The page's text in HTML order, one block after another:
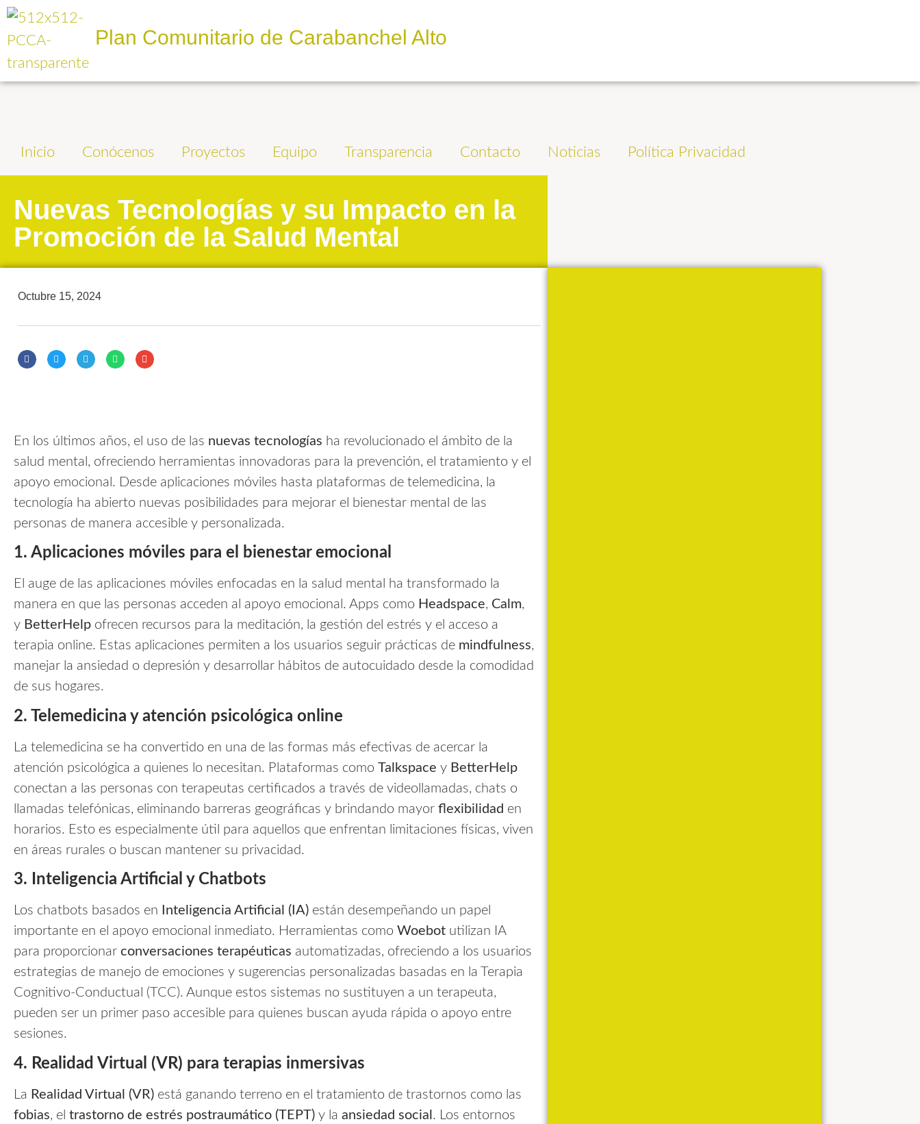
Plan Comunitario de Carabanchel Alto
Inicio Conócenos Proyectos Equipo Transparencia Contacto Noticias Política Privacidad
Nuevas Tecnologías y su Impacto en la
Promoción de la Salud Mental
Octubre 15, 2024
En los últimos años, el uso de las nuevas tecnologías ha revolucionado el ámbito de la
salud mental, ofreciendo herramientas innovadoras para la prevención, el tratamiento y el
apoyo emocional. Desde aplicaciones móviles hasta plataformas de telemedicina, la
tecnología ha abierto nuevas posibilidades para mejorar el bienestar mental de las
personas de manera accesible y personalizada.
1. Aplicaciones móviles para el bienestar emocional
El auge de las aplicaciones móviles enfocadas en la salud mental ha transformado la
manera en que las personas acceden al apoyo emocional. Apps como Headspace, Calm,
y BetterHelp ofrecen recursos para la meditación, la gestión del estrés y el acceso a
terapia online. Estas aplicaciones permiten a los usuarios seguir prácticas de mindfulness,
manejar la ansiedad o depresión y desarrollar hábitos de autocuidado desde la comodidad
de sus hogares.
2. Telemedicina y atención psicológica online
La telemedicina se ha convertido en una de las formas más efectivas de acercar la
atención psicológica a quienes lo necesitan. Plataformas como Talkspace y BetterHelp
conectan a las personas con terapeutas certificados a través de videollamadas, chats o
llamadas telefónicas, eliminando barreras geográficas y brindando mayor flexibilidad en
horarios. Esto es especialmente útil para aquellos que enfrentan limitaciones físicas, viven
en áreas rurales o buscan mantener su privacidad.
3. Inteligencia Artificial y Chatbots
Los chatbots basados en Inteligencia Artificial (IA) están desempeñando un papel
importante en el apoyo emocional inmediato. Herramientas como Woebot utilizan IA
para proporcionar conversaciones terapéuticas automatizadas, ofreciendo a los usuarios
estrategias de manejo de emociones y sugerencias personalizadas basadas en la Terapia
Cognitivo-Conductual (TCC). Aunque estos sistemas no sustituyen a un terapeuta,
pueden ser un primer paso accesible para quienes buscan ayuda rápida o apoyo entre
sesiones.
4. Realidad Virtual (VR) para terapias inmersivas
La Realidad Virtual (VR) está ganando terreno en el tratamiento de trastornos como las
fobias, el trastorno de estrés postraumático (TEPT) y la ansiedad social . Los entornos